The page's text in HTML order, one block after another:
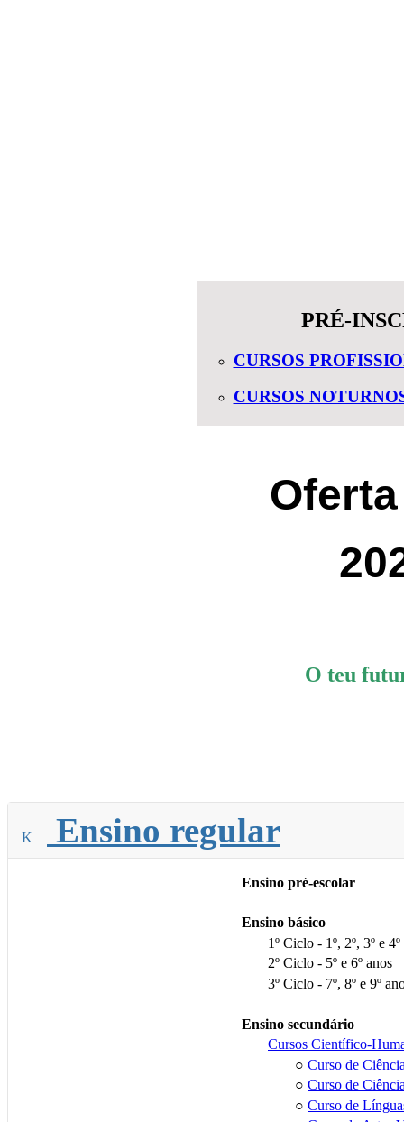
PRÉ-
CURSOS
CURSOS
O teu
Ensino regular
Ensino pré-escolar
Ensino básico
1º Ciclo - 1º, 2º, 3º e
2º Ciclo - 5º e 6º anos
3º Ciclo - 7º, 8º e 9º
Ensino secundário
Cursos Científico-
○ Curso de
○ Curso de
○ Curso de